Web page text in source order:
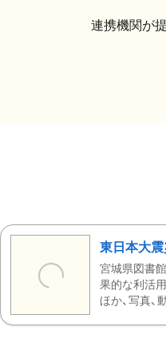
連携機関が
東日本大
宮城県図書
果的な利活
ほか、写真、